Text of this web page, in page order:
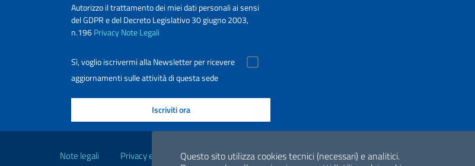
Questo sito utilizza cookies tecnici (necessari) e analitici.
Autorizzo il trattamento dei miei dati personali ai sensi
del GDPR e del Decreto Legislativo 30 giugno 2003,
n.196PrivacyNote Legali
Sì, voglio iscrivermi alla Newsletter per ricevere
aggiornamenti sulle attività di questa sede
Note legali Privacy e cookie policy Dichiarazione di accessibilità